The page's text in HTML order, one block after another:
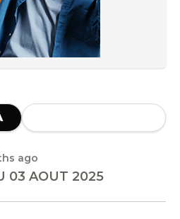
ago
03 AOUT 2025